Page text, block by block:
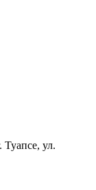
ул.